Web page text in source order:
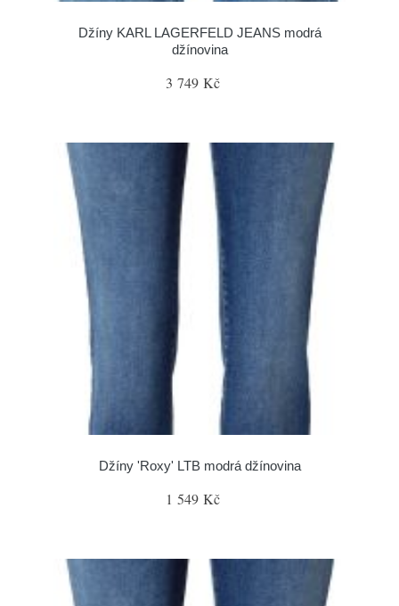
Džíny KARL LAGERFELD JEANS modrá
džínovina
3 749 Kč
Džíny 'Roxy' LTB modrá džínovina
1 549 Kč